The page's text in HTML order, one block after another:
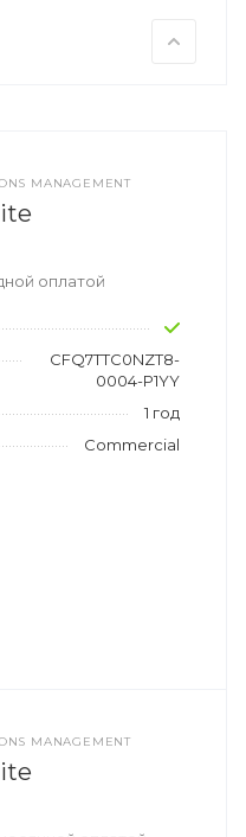
MANAGEMENT
оплатой
CFQ7TTC0NZT8-
0004-P1YY
1 год
Commercial
MANAGEMENT